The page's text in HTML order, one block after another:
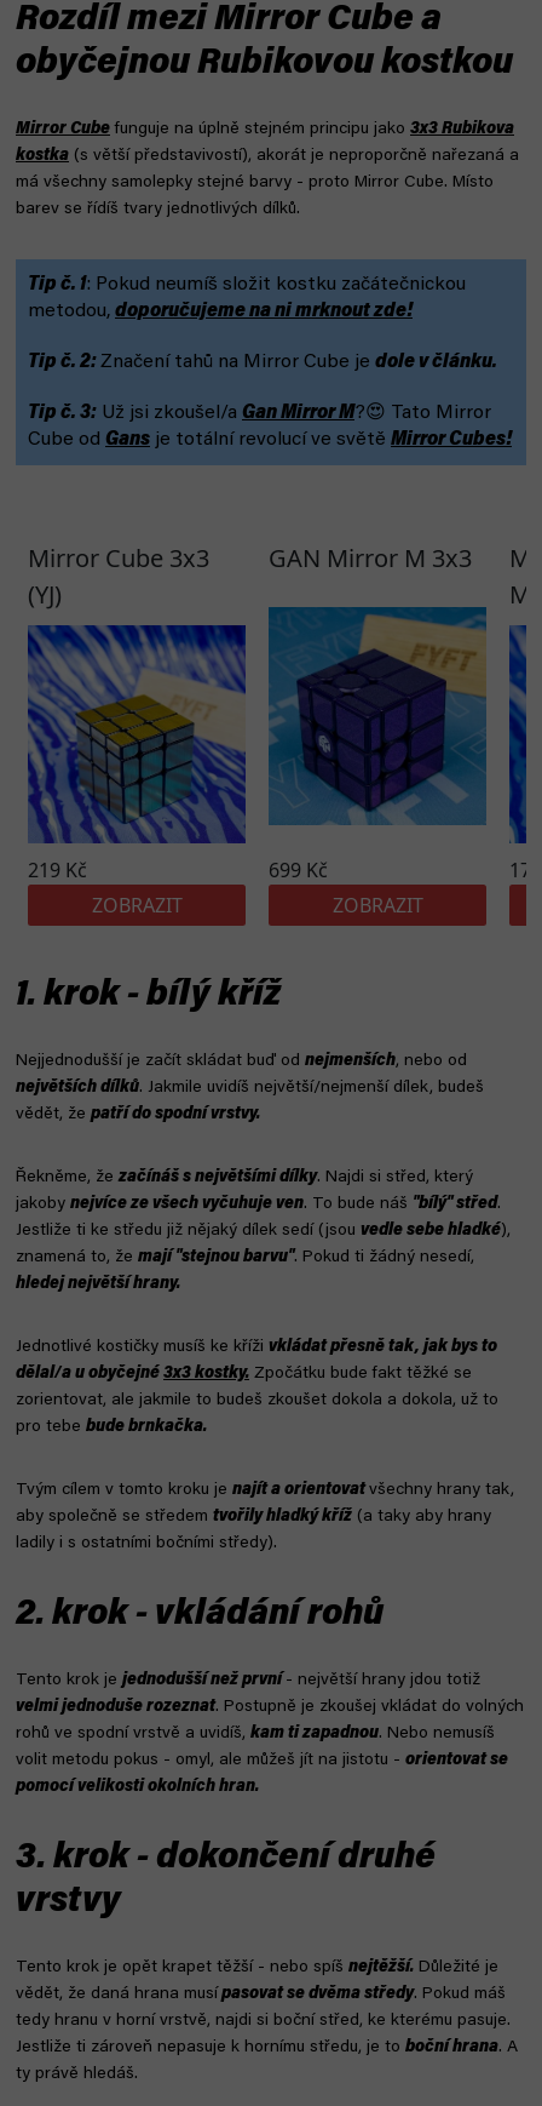
Rozdíl mezi Mirror Cube a
obyčejnou Rubikovou kostkou
Mirror Cube funguje na úplně stejném principu jako 3x3 Rubikova
kostka (s větší představivostí), akorát je neproporčně nařezaná a
má všechny samolepky stejné barvy - proto Mirror Cube. Místo
barev se řídíš tvary jednotlivých dílků.
Tip č. 1: Pokud neumíš složit kostku začátečnickou
metodou, doporučujeme na ni mrknout zde!
Tip č. 2:Značení tahů na Mirror Cube je dole v článku.
Tip č. 3: Už jsi zkoušel/a Gan Mirror M?😍 Tato Mirror
Cube od Gans je totální revolucí ve světě Mirror Cubes!
1. krok - bílý kříž
Nejjednodušší je začít skládat buď od nejmenších, nebo od
největších dílků. Jakmile uvidíš největší/nejmenší dílek, budeš
vědět, že patří do spodní vrstvy.
Řekněme, žezačínáš s největšími dílky. Najdi si střed, který
jakoby nejvíce ze všech vyčuhuje ven. To bude náš "bílý" střed.
Jestliže ti ke středu již nějaký dílek sedí (jsou vedle sebe hladké),
znamená to, že mají "stejnou barvu". Pokud ti žádný nesedí,
hledej největší hrany.
Jednotlivé kostičky musíš ke kříži vkládat přesně tak, jak bys to
dělal/a u obyčejné 3x3 kostky. Zpočátku bude fakt těžké se
zorientovat, ale jakmile to budeš zkoušet dokola a dokola, už to
pro tebe bude brnkačka.
Tvým cílem v tomto kroku je najít a orientovat všechny hrany tak,
aby společně se středem tvořily hladký kříž (a taky aby hrany
ladily i s ostatními bočními středy).
2. krok - vkládání rohů
Tento krok je jednodušší než první - největší hrany jdou totiž
velmi jednoduše rozeznat. Postupně je zkoušej vkládat do volných
rohů ve spodní vrstvě a uvidíš, kam ti zapadnou. Nebo nemusíš
volit metodu pokus - omyl, ale můžeš jít na jistotu - orientovat se
pomocí velikosti okolních hran.
3. krok - dokončení druhé
vrstvy
Tento krok je opět krapet těžší - nebo spíš nejtěžší. Důležité je
vědět, že daná hrana musí pasovat se dvěma středy. Pokud máš
tedy hranu v horní vrstvě, najdi si boční střed, ke kterému pasuje.
Jestliže ti zároveň nepasuje k hornímu středu, je to boční hrana. A
ty právě hledáš.